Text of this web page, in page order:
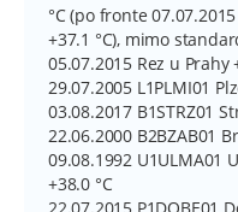
°C (po fronte
+37.1 °C), mimo
05.07.2015 Rez u Prahy
29.07.2005 L1PLMI01
03.08.2017 B1STRZ01
22.06.2000 B2BZAB01
09.08.1992 U1ULMA01
+38.0 °C
22.07.2015 P1DOBE01